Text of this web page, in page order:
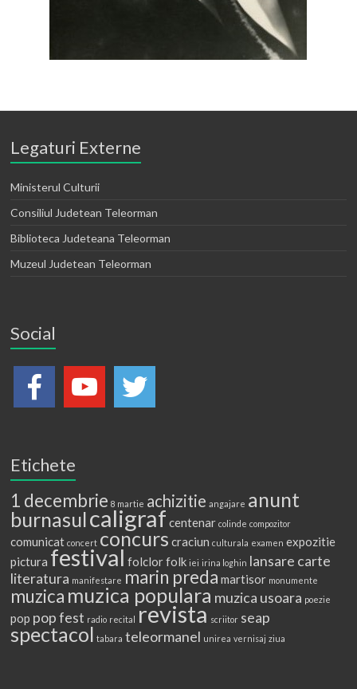
Legaturi Externe
Ministerul Culturii
Consiliul Judetean Teleorman
Biblioteca Judeteana Teleorman
Muzeul Judetean Teleorman
Social
Etichete
1 decembrie 8 martie achizitie angajare anunt
burnasulcaligraf centenar colinde compozitor
comunicat concert concurs craciun culturala examen expozitie
pictura festival folclorfolk iei irina loghin lansare carte
literatura manifestare marin preda martisor monumente
muzica muzica populara muzica usoara poezie
pop pop fest radio recital revista scriitor seap
spectacol tabara teleormanel unirea vernisaj ziua